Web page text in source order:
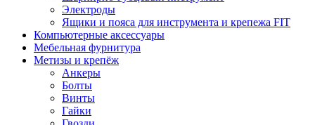
Электроды
Ящики и пояса для инструмента и крепежа FIT
Компьютерные аксессуары
Мебельная фурнитура
Метизы и крепёж
Анкеры
Болты
Винты
Гайки